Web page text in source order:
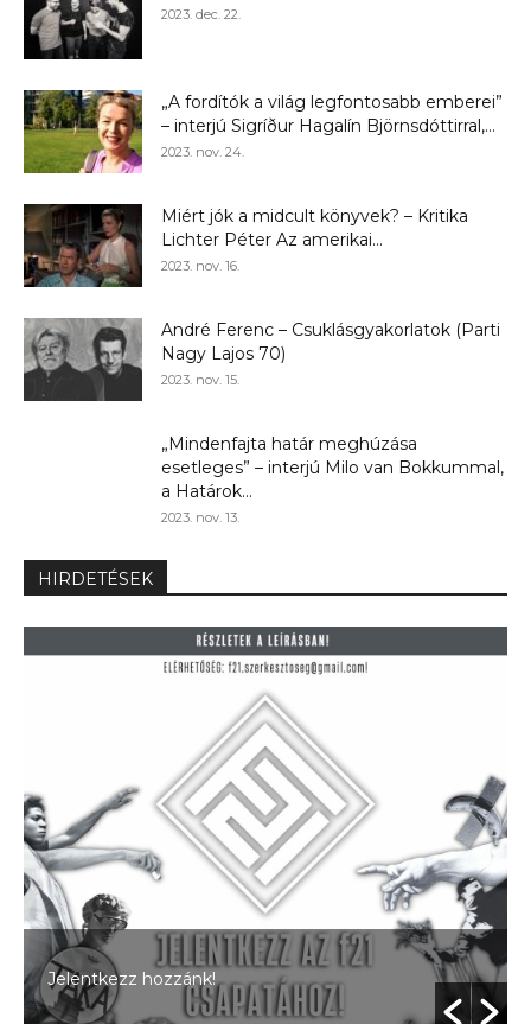
2023. dec. 22.
„A fordítók a világ legfontosabb emberei”
– interjú Sigríður Hagalín Björnsdóttirral,...
2023. nov. 24.
Miért jók a midcult könyvek? – Kritika
Lichter Péter Az amerikai...
2023. nov. 16.
André Ferenc – Csuklásgyakorlatok (Parti
Nagy Lajos 70)
2023. nov. 15.
„Mindenfajta határ meghúzása
esetleges” – interjú Milo van Bokkummal,
a Határok...
2023. nov. 13.
HIRDETÉSEK
Jelentkezz hozzánk!